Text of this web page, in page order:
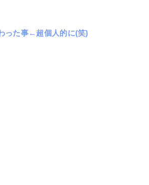
った事←超個人的に(笑)